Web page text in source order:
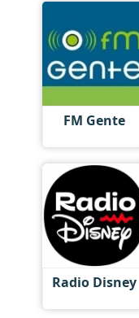
FM Gente
Radio Disney